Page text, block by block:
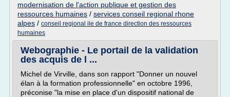
modernisation de l'action publique et gestion des
ressources humaines / services conseil regional rhone
alpes / conseil regional ile de france direction des ressources
humaines
Webographie - Le portail de la validation
des acquis de l ...
Michel de Virville, dans son rapport "Donner un nouvel
élan à la formation professionnelle" en octobre 1996,
préconise "la mise en place d'un dispositif national de